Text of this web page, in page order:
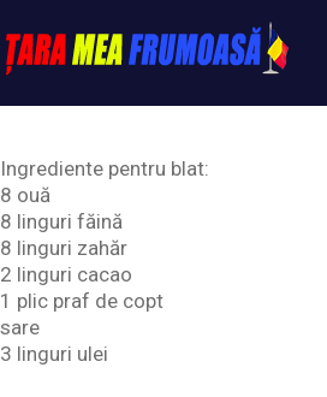
to
content
Tarameafrumoasa
Ingrediente pentru blat:
8 ouă
8 linguri făină
8 linguri zahăr
2 linguri cacao
1 plic praf de copt
sare
3 linguri ulei